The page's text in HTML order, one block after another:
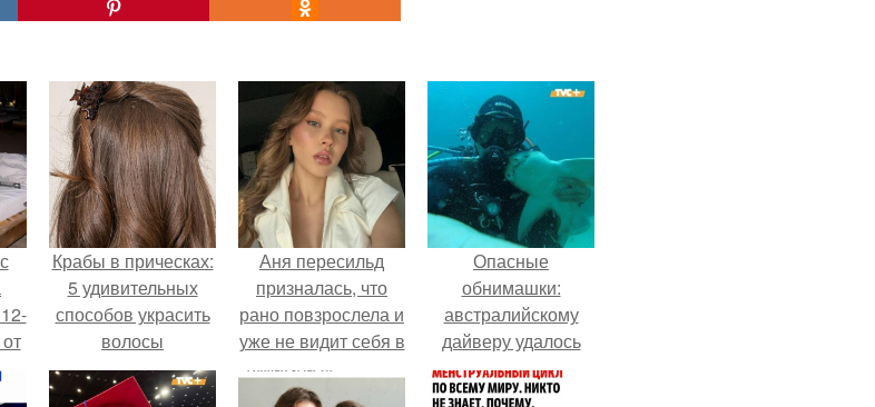
Крабы в прическах:
5 удивительных
способов украсить
волосы
Аня пересильд
призналась, что
рано повзрослела и
уже не видит себя в
школе.
Опасные
обнимашки:
австралийскому
дайверу удалось
приручить акулу.